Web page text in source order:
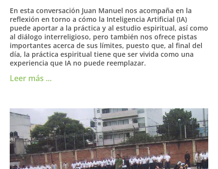
En esta conversación Juan Manuel nos acompaña en la
reflexión en torno a cómo la Inteligencia Artificial (IA)
puede aportar a la práctica y al estudio espiritual, así como
al diálogo interreligioso, pero también nos ofrece pistas
importantes acerca de sus límites, puesto que, al final del
día, la práctica espiritual tiene que ser vivida como una
experiencia que IA no puede reemplazar.
Leer más ...